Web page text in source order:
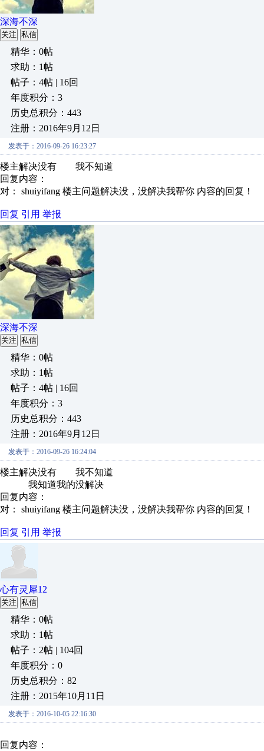
深海不深
关注 私信
精华：0帖
求助：1帖
帖子：4帖 | 16回
年度积分：3
历史总积分：443
注册：2016年9月12日
发表于：2016-09-26 16:23:27
楼主解决没有 我不知道
回复内容：
对： shuiyifang 楼主问题解决没，没解决我帮你 内容的回复！
回复 引用 举报
深海不深
关注 私信
精华：0帖
求助：1帖
帖子：4帖 | 16回
年度积分：3
历史总积分：443
注册：2016年9月12日
发表于：2016-09-26 16:24:04
楼主解决没有 我不知道
我知道我的没解决
回复内容：
对： shuiyifang 楼主问题解决没，没解决我帮你 内容的回复！
回复 引用 举报
心有灵犀12
关注 私信
精华：0帖
求助：1帖
帖子：2帖 | 104回
年度积分：0
历史总积分：82
注册：2015年10月11日
发表于：2016-10-05 22:16:30
回复内容：